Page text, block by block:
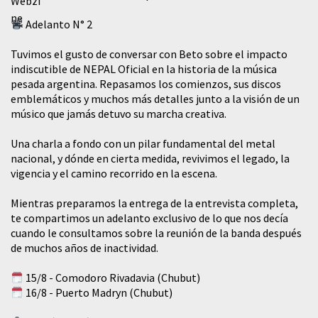
Adelanto N° 2
Tuvimos el gusto de conversar con Beto sobre el impacto
indiscutible de NEPAL Oficial en la historia de la música
pesada argentina. Repasamos los comienzos, sus discos
emblemáticos y muchos más detalles junto a la visión de un
músico que jamás detuvo su marcha creativa.
​Una charla a fondo con un pilar fundamental del metal
nacional, y dónde en cierta medida, revivimos el legado, la
vigencia y el camino recorrido en la escena.
Mientras preparamos la entrega de la entrevista completa,
te compartimos un adelanto exclusivo de lo que nos decía
cuando le consultamos sobre la reunión de la banda después
de muchos años de inactividad.
15/8 - Comodoro Rivadavia (Chubut)
16/8 - Puerto Madryn (Chubut)